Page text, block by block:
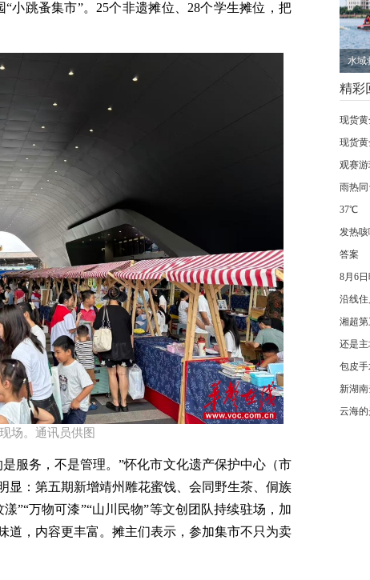
“小跳蚤集市”。 25个非遗摊位、28个学生摊位，把
场。通讯员供图
服务，不是管理。”怀化市文化遗产保护中心（市
显 ： 第五期新增靖州雕花蜜饯、会同野生茶、侗族
漾”“万物可漆”“山川民物”等文创团队持续驻场， 加
道，内容更丰富。摊主们表示，参加集市不只为卖
水域
精彩
现货
现货
观赛
雨热
37℃
发热
答案
8月6
沿线
湘超
还是主
包皮
新湖
云海